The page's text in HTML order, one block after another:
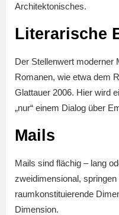
Architektonisches.
Literarische
Der Stellenwert moderner
Romanen, wie etwa dem
Glattauer 2006. Hier wird
„nur“ einem Dialog über
Mails
Mails sind flächig – lang
zweidimensional, springen
raumkonstituierende
Dimension.